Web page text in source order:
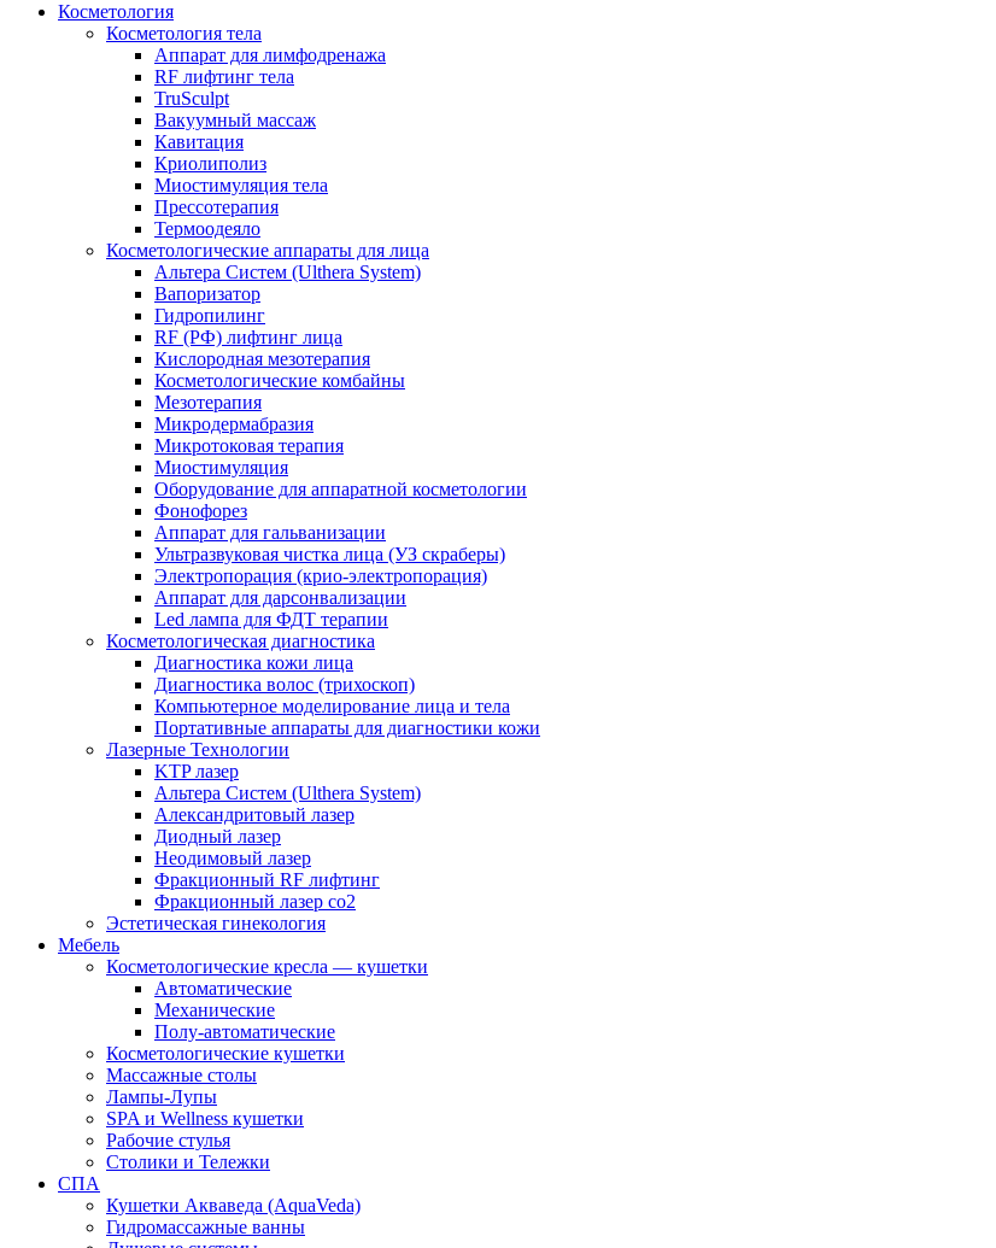
Косметология
Косметология тела
Аппарат для лимфодренажа
RF лифтинг тела
TruSculpt
Вакуумный массаж
Кавитация
Криолиполиз
Миостимуляция тела
Прессотерапия
Термоодеяло
Косметологические аппараты для лица
Альтера Систем (Ulthera System)
Вапоризатор
Гидропилинг
RF (РФ) лифтинг лица
Кислородная мезотерапия
Косметологические комбайны
Мезотерапия
Микродермабразия
Микротоковая терапия
Миостимуляция
Оборудование для аппаратной косметологии
Фонофорез
Аппарат для гальванизации
Ультразвуковая чистка лица (УЗ скраберы)
Электропорация (крио-электропорация)
Аппарат для дарсонвализации
Led лампа для ФДТ терапии
Косметологическая диагностика
Диагностика кожи лица
Диагностика волос (трихоскоп)
Компьютерное моделирование лица и тела
Портативные аппараты для диагностики кожи
Лазерные Технологии
KTP лазер
Альтера Систем (Ulthera System)
Александритовый лазер
Диодный лазер
Неодимовый лазер
Фракционный RF лифтинг
Фракционный лазер со2
Эстетическая гинекология
Мебель
Косметологические кресла — кушетки
Автоматические
Механические
Полу-автоматические
Косметологические кушетки
Массажные столы
Лампы-Лупы
SPA и Wellness кушетки
Рабочие стулья
Столики и Тележки
СПА
Кушетки Акваведа (AquaVeda)
Гидромассажные ванны